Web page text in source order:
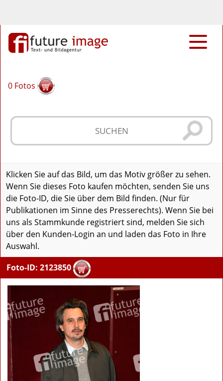
0 Fotos
Klicken Sie auf das Bild, um das Motiv größer zu sehen.
Wenn Sie dieses Foto kaufen möchten, senden Sie uns
die Foto-ID, die Sie über dem Bild finden. (Nur für
Publikationen im Sinne des Presserechts). Wenn Sie bei
uns als Stammkunde registriert sind, melden Sie sich
über den Kunden-Login an und laden das Foto in Ihre
Auswahl.
Foto-ID: 2123850